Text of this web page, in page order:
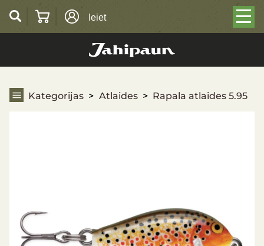
Ieiet
Kategorijas Atlaides Rapala atlaides 5.95